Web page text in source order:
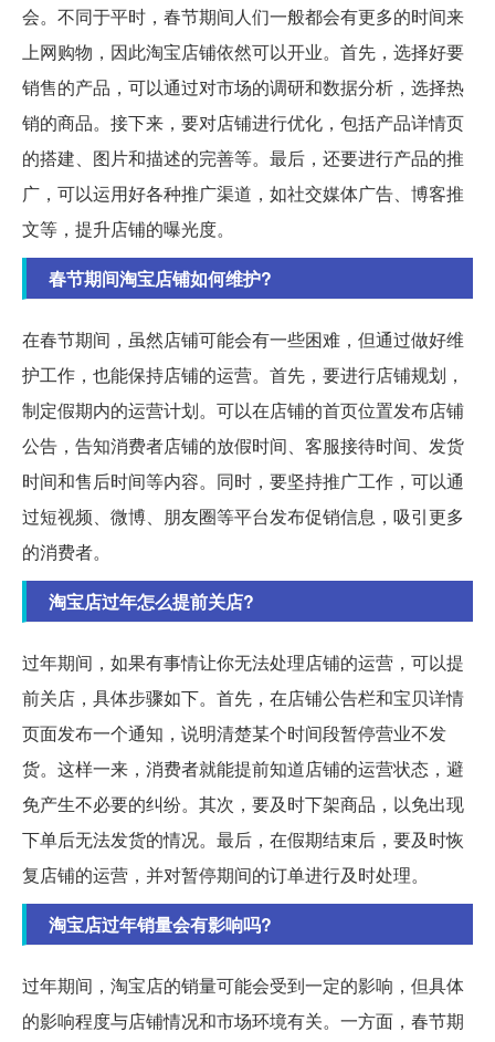
会。不同于平时，春节期间人们一般都会有更多的时间来
上网购物，因此淘宝店铺依然可以开业。首先，选择好要
销售的产品，可以通过对市场的调研和数据分析，选择热
销的商品。接下来，要对店铺进行优化，包括产品详情页
的搭建、图片和描述的完善等。最后，还要进行产品的推
广，可以运用好各种推广渠道，如社交媒体广告、博客推
文等，提升店铺的曝光度。
春节期间淘宝店铺如何维护?
在春节期间，虽然店铺可能会有一些困难，但通过做好维
护工作，也能保持店铺的运营。首先，要进行店铺规划，
制定假期内的运营计划。可以在店铺的首页位置发布店铺
公告，告知消费者店铺的放假时间、客服接待时间、发货
时间和售后时间等内容。同时，要坚持推广工作，可以通
过短视频、微博、朋友圈等平台发布促销信息，吸引更多
的消费者。
淘宝店过年怎么提前关店?
过年期间，如果有事情让你无法处理店铺的运营，可以提
前关店，具体步骤如下。首先，在店铺公告栏和宝贝详情
页面发布一个通知，说明清楚某个时间段暂停营业不发
货。这样一来，消费者就能提前知道店铺的运营状态，避
免产生不必要的纠纷。其次，要及时下架商品，以免出现
下单后无法发货的情况。最后，在假期结束后，要及时恢
复店铺的运营，并对暂停期间的订单进行及时处理。
淘宝店过年销量会有影响吗?
过年期间，淘宝店的销量可能会受到一定的影响，但具体
的影响程度与店铺情况和市场环境有关。一方面，春节期